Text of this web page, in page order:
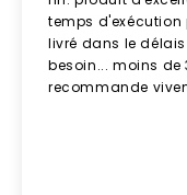
temps
livré dans le
besoin... moins de
recommande